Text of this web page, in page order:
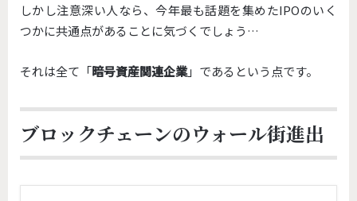
しかし注意深い人なら、今年最も話題を集めたIPOのいく
つかに共通点があることに気づくでしょう…
それは全て「暗号資産関連企業」であるという点です。
ブロックチェーンのウォール街進出